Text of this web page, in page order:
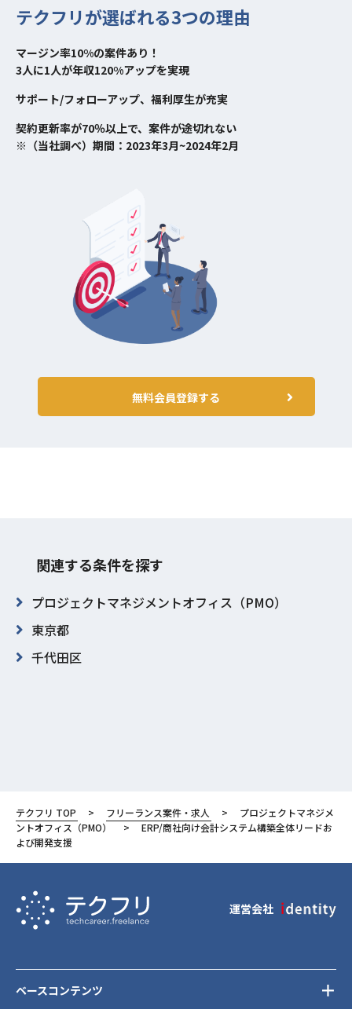
テクフリが選ばれる3つの理由
マージン率10%の案件あり！
3人に1人が年収120%アップを実現
サポート/フォローアップ、福利厚生が充実
契約更新率が70％以上で、案件が途切れない
※（当社調べ）期間：2023年3月~2024年2月
無料会員登録する
関連する条件を探す
プロジェクトマネジメントオフィス（PMO）
東京都
千代田区
テクフリ TOP フリーランス案件・求人
プロジェクトマネジメ
ントオフィス（PMO）
ERP/商社向け会計システム構築全体リードお
よび開発支援
運営会社
ベースコンテンツ